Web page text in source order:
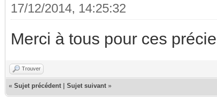
17/12/2014, 14:25:32
Merci à tous pour ces
Trouver
« Sujet précédent Sujet suivant »